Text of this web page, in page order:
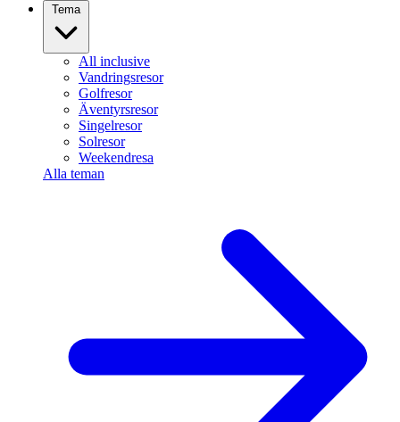
Tema
All inclusive
Vandringsresor
Golfresor
Äventyrsresor
Singelresor
Solresor
Weekendresa
Alla teman